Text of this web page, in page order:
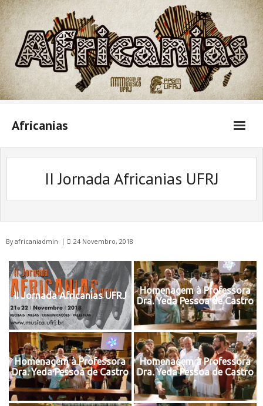
Skip
to
content
Africanias
II Jornada Africanias UFRJ
Byafricaniadmin 24 Novembro, 2018
II Jornada Africanias UFRJ
Homenagem à Professora
Dra. Yeda Pessoa de Castro
Homenagem à Professora
Dra. Yeda Pessoa de Castro
Homenagem à Professora
Dra. Yeda Pessoa de Castro